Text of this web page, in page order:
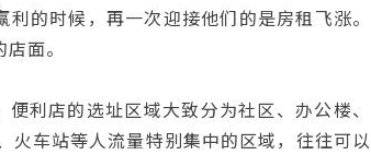
的时候，再一次迎接他们的是房租飞涨。
面。
利店的选址区域大致分为社区、办公楼、
车站等人流量特别集中的区域，往往可以